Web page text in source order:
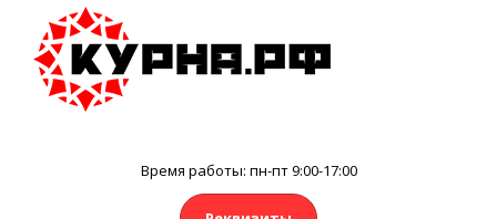
Время работы: пн-пт 9:00-17:00